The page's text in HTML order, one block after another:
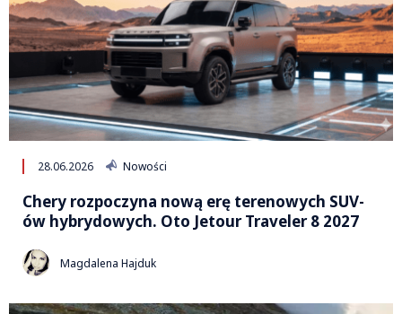
28.06.2026 Nowości
Chery rozpoczyna nową erę terenowych SUV-
ów hybrydowych. Oto Jetour Traveler 8 2027
Magdalena Hajduk